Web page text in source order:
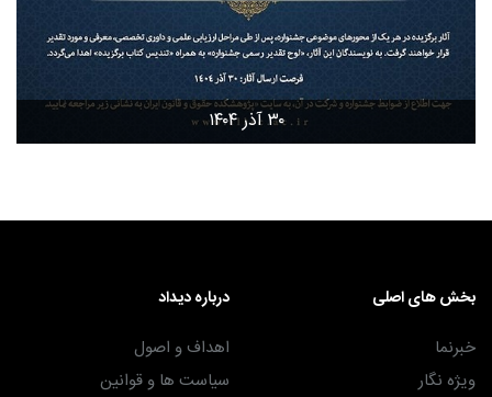
۳۰ آذر ۱۴۰۴
بخش های اصلی
خبرنما
ویژه نگار
درباره دیداد
اهداف و اصول
سیاست ها و قوانین